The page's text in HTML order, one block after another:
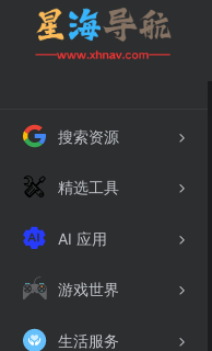
搜索资源
精选工具
AI 应用
游戏世界
生活服务